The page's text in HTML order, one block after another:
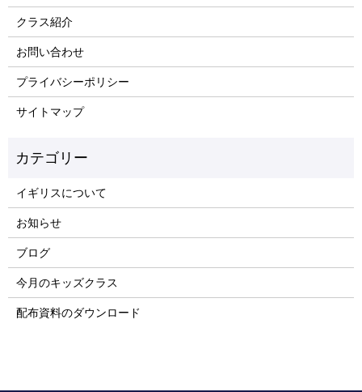
クラス紹介
お問い合わせ
プライバシーポリシー
サイトマップ
イギリスについて
お知らせ
ブログ
今月のキッズクラス
配布資料のダウンロード